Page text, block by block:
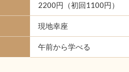
2200円（初回1100円）
現地幸座
午前から学べる